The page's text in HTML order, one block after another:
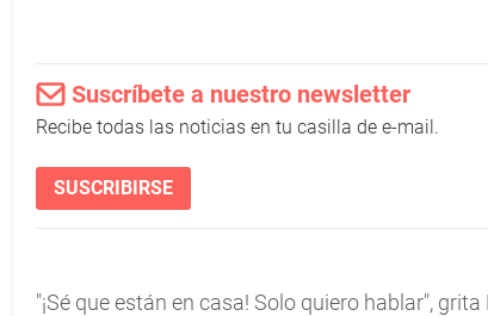
Suscríbete a nuestro newsletter
Recibe todas las noticias en tu casilla de e-mail.
SUSCRIBIRSE
"¡Sé que están en casa! Solo quiero hablar",